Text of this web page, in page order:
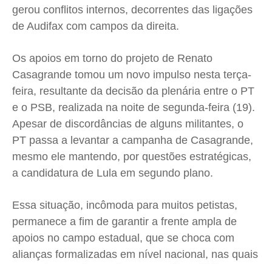
gerou conflitos internos, decorrentes das ligações
de Audifax com campos da direita.
Os apoios em torno do projeto de Renato
Casagrande tomou um novo impulso nesta terça-
feira, resultante da decisão da plenária entre o PT
e o PSB, realizada na noite de segunda-feira (19).
Apesar de discordâncias de alguns militantes, o
PT passa a levantar a campanha de Casagrande,
mesmo ele mantendo, por questões estratégicas,
a candidatura de Lula em segundo plano.
Essa situação, incômoda para muitos petistas,
permanece a fim de garantir a frente ampla de
apoios no campo estadual, que se choca com
alianças formalizadas em nível nacional, nas quais